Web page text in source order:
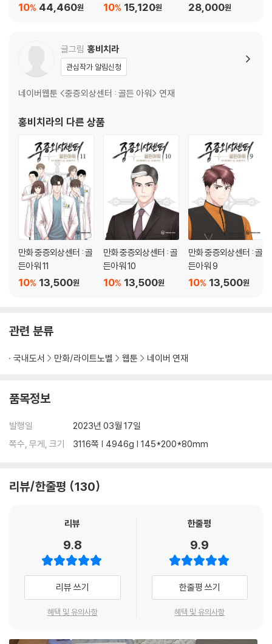
장의 수술까지 무사히 마친 중증외상센터의 응급 콜은 끊이지 않는다. 이
래 다리가 절단되면서 부러진 갈비뼈에 간까지 찔린 위급한 상황. 쉽지 않
은 수술이 될 거라 생각하며 강혁과 재원은 헬기에 몸을 싣는다.
[도서] 만화 중증외상센터 : 골든아워 8 (초판종료)
태풍이 몰아치던 날, 일본인 단체 관광객을 태운 관광버스가 빗길에 미끄
환자들을 구하기 위해 안간힘을 쓰지만 점점 심해지는 태풍과 열악한 현장
상황으로 인해 오히려 안전에 위협을 받게 된다.
[도서] 만화 중증외상센터 : 골든아워 9 (초판종료)
중증외상센터 활성화를 위한 시작. 새로운 노예 3,4호의 등장! ‘중증외상
센터’ 다큐멘터리 개봉일. 백강혁 교수와 중증외상팀은 무대 인사를 위해
상영관으로 향하고 그곳에서 중증외상센터의 현실과 각오를 이야기하며
사람들의 환호와 박수를 받는다. 때마침, 상영관 근처에서 추락 사고가 났
다는 연락을 받은 백강혁과 중증외상팀은 무대 인사를 뒤로하고 사고 현장
을 향해 달려가고 환자를 살리기 위해 다시 수술방에 들어간다. 그 후 다큐
멘터리의 엄청난 흥행으로 인해 중증외상센터에도 새로운 펠로우 양성의
의 꿈에 한 발짝 더 다가설 수 있을까….
[도서] 만화 중증외상센터 : 골든아워 10 (초판종료)
화마가 완전히 뒤덮은 건물 안에 수십 명의 사람들이 갇혀 있는 상황에서
닌다. 때마침 소방사에 의해 구조된 화상 환자를 치료하기 위해 다가간 백
강혁은 구조 활동을 하다 부상을 입은 소방사를 발견하고, 그를 수술하기
위해 병원으로 향한다.
[도서] 만화 중증외상센터 : 골든아워 11 (초판종료)
“내가 이루고자 한 것은… 다 이루었어.” 중증외상센터. 그 마지막 이야기!
다! 야간에 군부대에서 발생한 사고를 처리하기 위해 백강혁은 현장으로
바로 출동하지만 사건을 축소시키기 위해 눈치만 보는 군인들로 인해 현장
에서의 응급 처치는 더디기만 하다. 백강혁의 활약으로 사고 현장은 무사
히 정리가 되었지만, 현장에서 군 병원의 문제점을 느낀 백강혁은 손경민
의원에게 이를 알리고 모든 문제를 마무리한다. 그로부터 1년 뒤, 대통령이
된 손경민 의원의 노력과 지원 덕분에 큰 변화를 이룬 ‘중증외상센터’를 보
며 백강혁은 큰 결심을 하게 되는데...
44,460원
10% 15,120원
10% 28,000원
글그림 홍비치라
관심작가 알림신청
네이버웹툰 <중증외상센터 : 골든 아워> 연재
홍비치라의 다른 상품
만화 중증외상센터 : 골
든아워 11
13,500원
10%
만화 중증외상센터 : 골
든아워 10
13,500원
10%
만화 중증외상센터 : 골
든아워 9
13,500원
10%
관련 분류
국내도서 만화/라이트노벨 웹툰 네이버 연재
품목정보
발행일
2023년 03월 17일
쪽수, 무게, 크기
3116쪽 | 4946g | 145*200*80mm
리뷰/한줄평 130
리뷰
9.8
리뷰 쓰기
혜택 및 유의사항
한줄평
9.9
한줄평 쓰기
혜택 및 유의사항